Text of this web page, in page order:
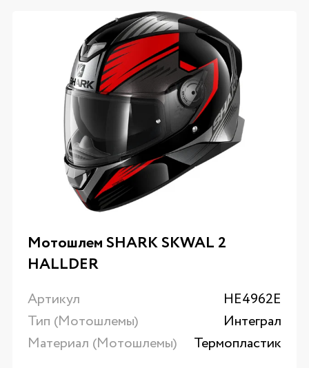
Мотошлем SHARK SKWAL 2
HALLDER
Артикул
HE4962E
Тип (Мотошлемы)
Интеграл
Материал (Мотошлемы)
Термопластик